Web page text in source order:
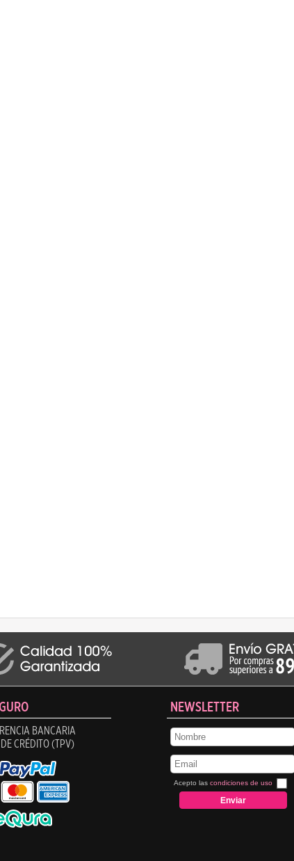
BANCARIA
DE CRÉDITO (TPV)
NEWSLETTER
Acepto las condiciones de uso